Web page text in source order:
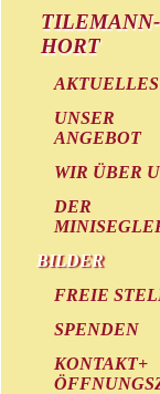
TILEMANN-
HORT
AKTUELLES
UNSER
ANGEBOT
WIR ÜBER
DER
BILDER
FREIE
SPENDEN
KONTAKT+